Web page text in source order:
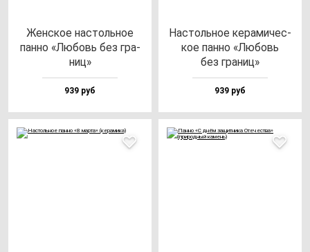
Жен­ское нас­толь­ное
пан­но «Любовь без гра­
ниц»
939 руб
Нас­толь­ное ке­ра­ми­чес­
кое пан­но «Любовь
без гра­ниц»
939 руб